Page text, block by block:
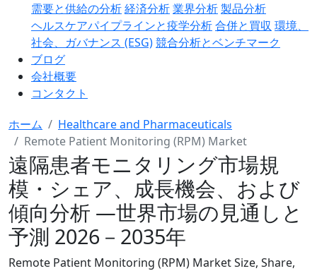
需要と供給の分析経済分析業界分析製品分析
ヘルスケアパイプラインと疫学分析合併と買収 環境、
社会、ガバナンス (ESG)競合分析とベンチマーク
ブログ
会社概要
コンタクト
ホーム
Healthcare and Pharmaceuticals
Remote Patient Monitoring (RPM) Market
遠隔患者モニタリング市場規
模・シェア、成長機会、および
傾向分析 ―世界市場の見通しと
予測 2026－2035年
Remote Patient Monitoring (RPM) Market Size, Share,